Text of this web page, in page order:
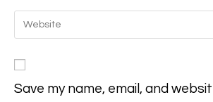
comment
email
address
your
URL
(optional)
Save my name, email, and